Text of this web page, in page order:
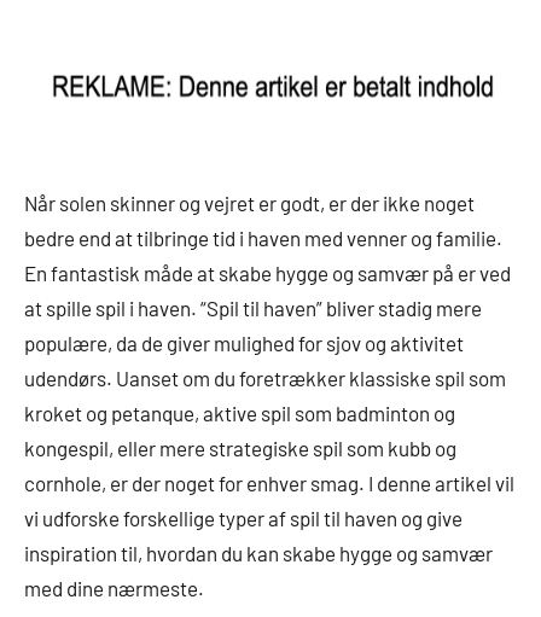
Når solen skinner og vejret er godt, er der ikke noget
bedre end at tilbringe tid i haven med venner og familie.
En fantastisk måde at skabe hygge og samvær på er ved
at spille spil i haven. “Spil til haven” bliver stadig mere
populære, da de giver mulighed for sjov og aktivitet
udendørs. Uanset om du foretrækker klassiske spil som
kroket og petanque, aktive spil som badminton og
kongespil, eller mere strategiske spil som kubb og
cornhole, er der noget for enhver smag. I denne artikel vil
vi udforske forskellige typer af spil til haven og give
inspiration til, hvordan du kan skabe hygge og samvær
med dine nærmeste.